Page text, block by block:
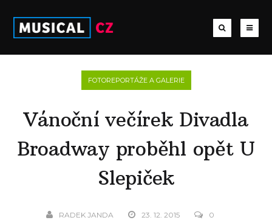
FOTOREPORTÁŽE A GALERIE
Vánoční večírek Divadla
Broadway proběhl opět U
Slepiček
RADEK JANDA 23. 12. 2015 0